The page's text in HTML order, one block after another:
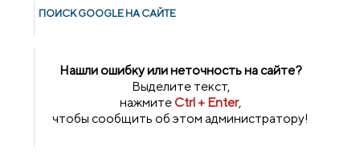
ПОИСК GOОGLE НА САЙТЕ
Нашли ошибку или неточность на сайте?
Выделите текст,
нажмитеCtrl + Enter,
чтобы сообщить об этом администратору!